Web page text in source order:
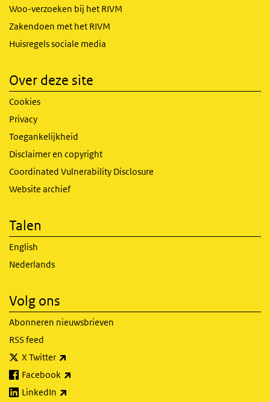
Woo-verzoeken bij het RIVM
Zakendoen met het RIVM
Huisregels sociale media
Over deze site
Cookies
Privacy
Toegankelijkheid
Disclaimer en copyright
Coordinated Vulnerability Disclosure
Website archief
Talen
English
Nederlands
Volg ons
Abonneren nieuwsbrieven
RSS feed
X Twitter
Facebook
LinkedIn